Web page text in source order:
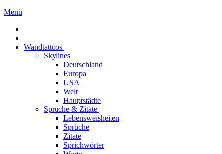
Menü
Wandtattoos
Skylines
Deutschland
Europa
USA
Welt
Hauptstädte
Sprüche & Zitate
Lebensweisheiten
Sprüche
Zitate
Sprichwörter